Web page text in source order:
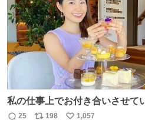
私の仕事上でお付き合いさせて
長さん達は、こんな事しない。
25 198 1,057